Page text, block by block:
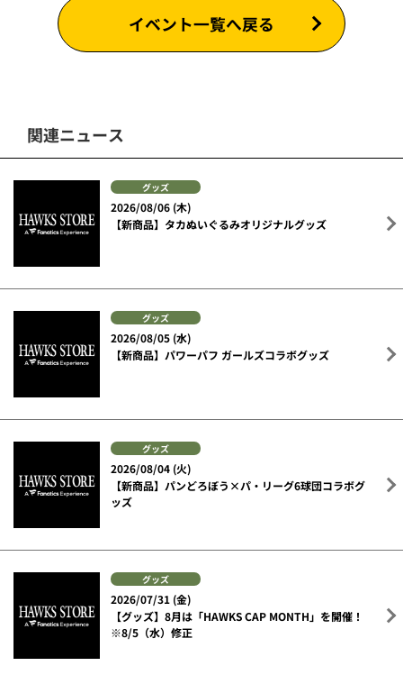
イベント一覧へ戻る
関連ニュース
グッズ
2026/08/06 (木)
【新商品】タカぬいぐるみオリジナルグッズ
グッズ
2026/08/05 (水)
【新商品】パワーパフ ガールズコラボグッズ
グッズ
2026/08/04 (火)
【新商品】パンどろぼう×パ・リーグ6球団コラボグ
ッズ
グッズ
2026/07/31 (金)
【グッズ】8月は「HAWKS CAP MONTH」を開催！
※8/5（水）修正